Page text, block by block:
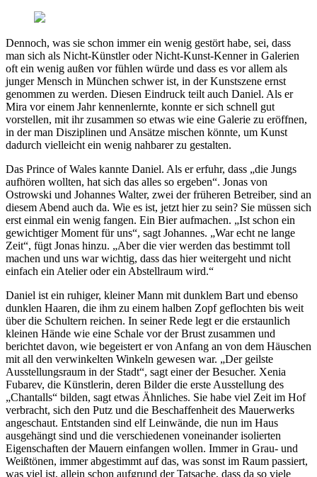
Dennoch, was sie schon immer ein wenig gestört habe, sei, dass
man sich als Nicht-Künstler oder Nicht-Kunst-Kenner in Galerien
oft ein wenig außen vor fühlen würde und dass es vor allem als
junger Mensch in München schwer ist, in der Kunstszene ernst
genommen zu werden. Diesen Eindruck teilt auch Daniel. Als er
Mira vor einem Jahr kennenlernte, konnte er sich schnell gut
vorstellen, mit ihr zusammen so etwas wie eine Galerie zu eröffnen,
in der man Disziplinen und Ansätze mischen könnte, um Kunst
dadurch vielleicht ein wenig nahbarer zu gestalten.
Das Prince of Wales kannte Daniel. Als er erfuhr, dass „die Jungs
aufhören wollten, hat sich das alles so ergeben“. Jonas von
Ostrowski und Johannes Walter, zwei der früheren Betreiber, sind an
diesem Abend auch da. Wie es ist, jetzt hier zu sein? Sie müssen sich
erst einmal ein wenig fangen. Ein Bier aufmachen. „Ist schon ein
gewichtiger Moment für uns“, sagt Johannes. „War echt ne lange
Zeit“, fügt Jonas hinzu. „Aber die vier werden das bestimmt toll
machen und uns war wichtig, dass das hier weitergeht und nicht
einfach ein Atelier oder ein Abstellraum wird.“
Daniel ist ein ruhiger, kleiner Mann mit dunklem Bart und ebenso
dunklen Haaren, die ihm zu einem halben Zopf geflochten bis weit
über die Schultern reichen. In seiner Rede legt er die erstaunlich
kleinen Hände wie eine Schale vor der Brust zusammen und
berichtet davon, wie begeistert er von Anfang an von dem Häuschen
mit all den verwinkelten Winkeln gewesen war. „Der geilste
Ausstellungsraum in der Stadt“, sagt einer der Besucher. Xenia
Fubarev, die Künstlerin, deren Bilder die erste Ausstellung des
„Chantalls“ bilden, sagt etwas Ähnliches. Sie habe viel Zeit im Hof
verbracht, sich den Putz und die Beschaffenheit des Mauerwerks
angeschaut. Entstanden sind elf Leinwände, die nun im Haus
ausgehängt sind und die verschiedenen voneinander isolierten
Eigenschaften der Mauern einfangen wollen. Immer in Grau- und
Weißtönen, immer abgestimmt auf das, was sonst im Raum passiert,
was viel ist, allein schon aufgrund der Tatsache, dass da so viele